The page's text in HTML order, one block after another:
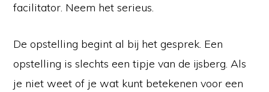
facilitator. Neem het serieus.
De opstelling begint al bij het gesprek. Een
opstelling is slechts een tipje van de ijsberg. Als
je niet weet of je wat kunt betekenen voor een